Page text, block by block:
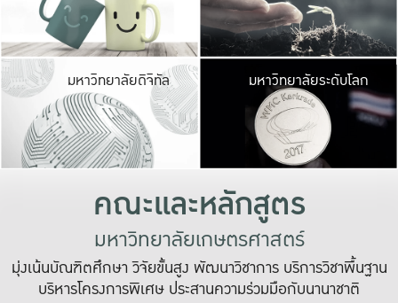
และพบเรื่องราวใ
มหาวิทยาลัยดิจิทัล มหาวิ
เปลี่ยนแปลง แล
เพื่อทำง
ระบบสารสนเทศ
มหาวิทยาลัยระดับโลก
คณะและหลักสูตร
มหาวิทยาลัยเกษตรศาสตร์
มุ่งเน้นบัณฑิตศึกษา วิจัยขั้นสูง พัฒนาวิชาการ บริการวิชาพื้นฐาน
บริหารโครงการพิเศษ ประสานความร่วมมือกับนานาชาติ